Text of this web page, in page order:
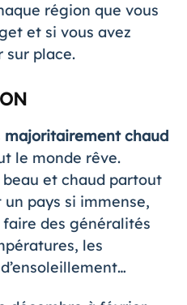
région que vous
et si vous avez
sur place.
majoritairement chaud
le monde rêve.
et chaud partout
un pays si immense,
faire des généralités
les